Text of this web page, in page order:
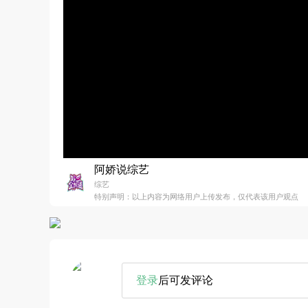
阿娇说综艺
综艺
特别声明：以上内容为网络用户上传发布，仅代表该用户观点
登录后可发评论